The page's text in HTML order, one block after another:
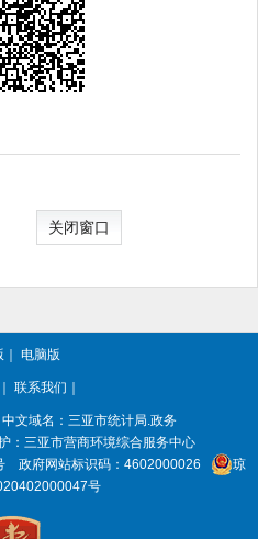
关闭窗口
｜ 电脑版
｜ 联系我们 ｜
中文域名：三亚市统计局.政务
：三亚市营商环境综合服务中心
政府网站标识码： 4602000026
琼
号